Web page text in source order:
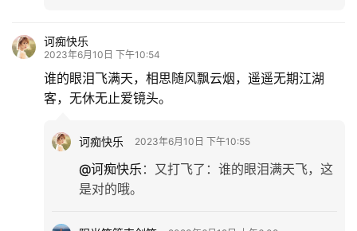
诃痴快乐
2023年6月10日 下午10:54
谁的眼泪飞满天，相思随风飘云烟，遥遥无期江湖
客，无休无止爱镜头。
诃痴快乐 2023年6月10日 下午10:55
@诃痴快乐 ： 又打飞了：谁的眼泪满天飞，这
是对的哦。